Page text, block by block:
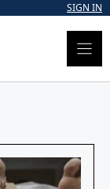
SIGN IN